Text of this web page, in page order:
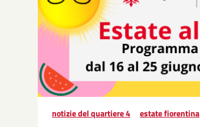
notizie del quartiere 4
estate fiorentina